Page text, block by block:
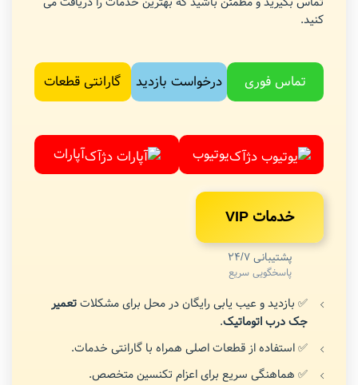
کنید.
تماس فوری درخواست بازدید گارانتی قطعات
یوتیوب آپارات
خدمات VIP
پشتیبانی 24/7
پاسخگویی سریع
✅ بازدید و عیب یابی رایگان در محل برای مشکلاتتعمیر
جک درب اتوماتیک.
✅ استفاده از قطعات اصلی همراه با گارانتی خدمات.
✅ هماهنگی سریع برای اعزام تکنسین متخصص.